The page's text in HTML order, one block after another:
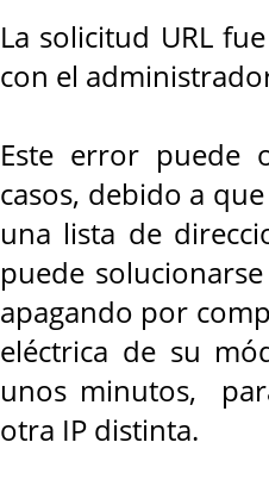
La solicitud URL
con el
Este error puede
casos, debido a
una lista de
puede
apagando por
eléctrica de su
unos minutos,
otra IP distinta.